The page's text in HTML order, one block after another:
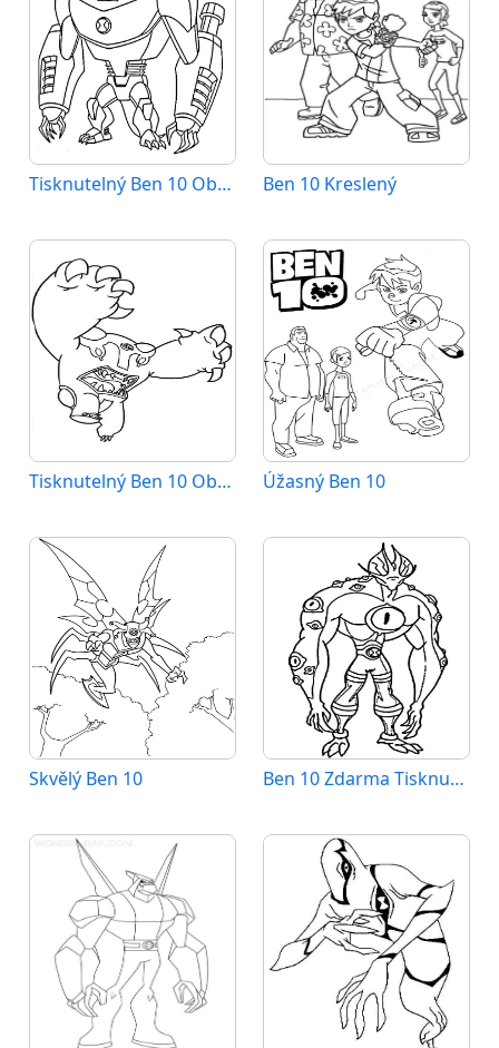
Tisknutelný Ben 10 Obrázek Ben 10 Kreslený
Tisknutelný Ben 10 Obrázek pro Děti Úžasný Ben 10
Skvělý Ben 10 Ben 10 Zdarma Tisknutelný